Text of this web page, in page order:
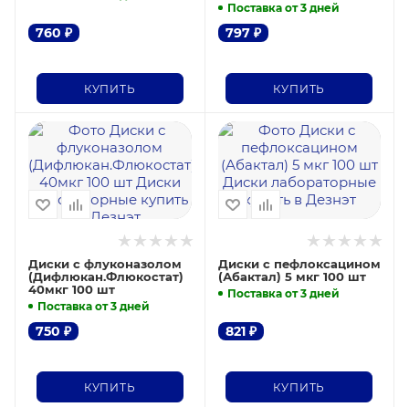
760 ₽
КУПИТЬ
Поставка от 3 дней
797₽
КУПИТЬ
Диски с флуконазолом
(Дифлюкан.Флюкостат)
40мкг 100 шт
Поставка от 3 дней
750 ₽
КУПИТЬ
Диски с пефлоксацином
(Абактал) 5 мкг 100 шт
Поставка от 3 дней
821₽
КУПИТЬ